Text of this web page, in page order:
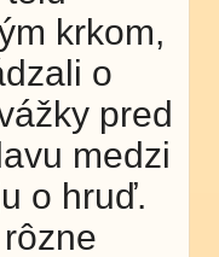
krkom,
o
pred
medzi
o hruď.